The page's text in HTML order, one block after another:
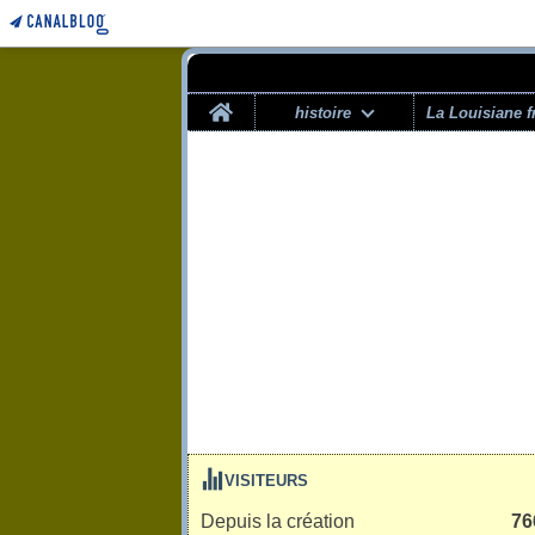
Home
histoire La Louisiane
VISITEURS
Depuis la création